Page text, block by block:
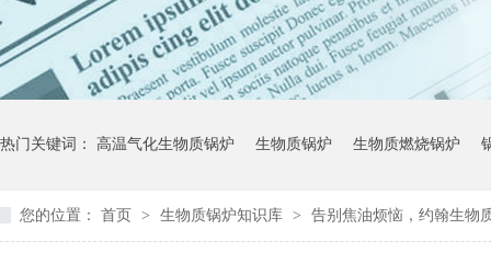
热门关键词： 高温气化生物质锅炉 生物质锅炉 生物质燃烧锅炉
您的位置： 首页 > 生物质锅炉知识库 > 告别焦油烦恼，约翰生物